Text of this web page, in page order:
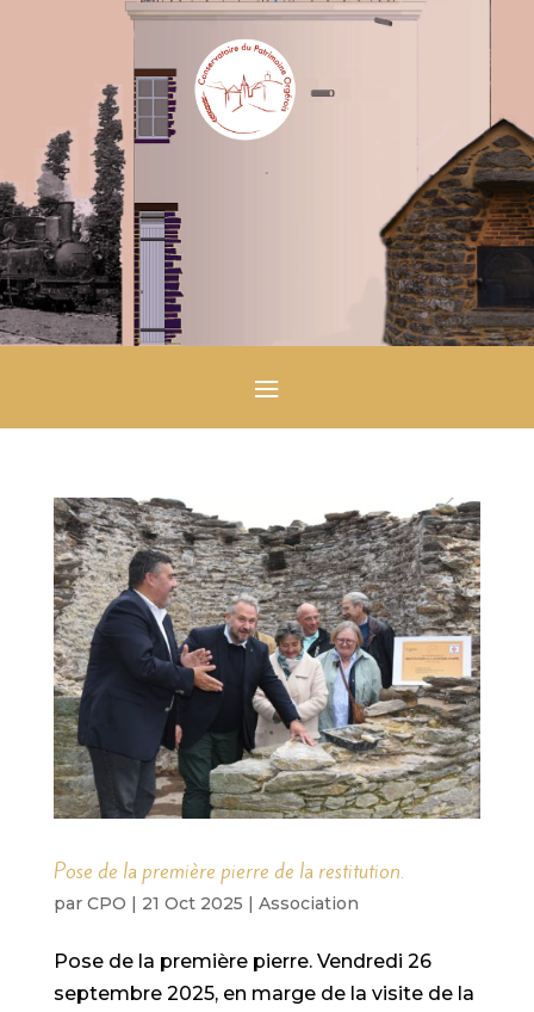
Pose de la première pierre de la restitution.
par CPO | 21 Oct 2025 | Association
Pose de la première pierre. Vendredi 26
septembre 2025, en marge de la visite de la